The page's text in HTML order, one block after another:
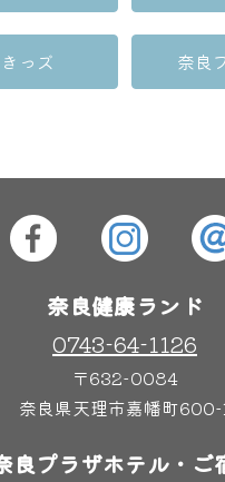
くランド
っズ 奈良
奈良健康ランド
0743-64-1126
〒632-0084
奈良県天理市嘉幡町600-
良プラザホテル・ご